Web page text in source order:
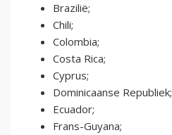
Brazilië;
Chili;
Colombia;
Costa Rica;
Cyprus;
Dominicaanse Republiek;
Ecuador;
Frans-Guyana;